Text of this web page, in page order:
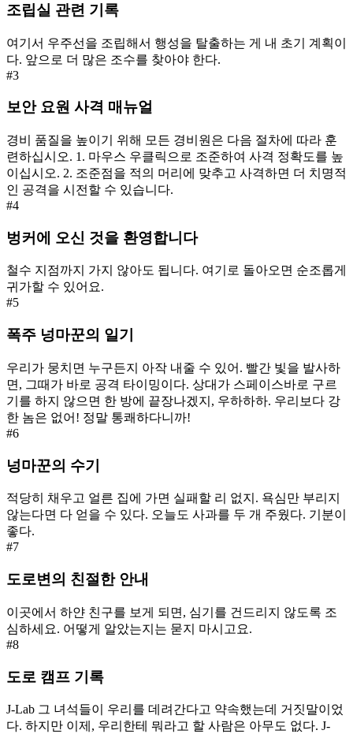
조립실 관련 기록
여기서 우주선을 조립해서 행성을 탈출하는 게 내 초기 계획이
다. 앞으로 더 많은 조수를 찾아야 한다.
#3
보안 요원 사격 매뉴얼
경비 품질을 높이기 위해 모든 경비원은 다음 절차에 따라 훈
련하십시오. 1. 마우스 우클릭으로 조준하여 사격 정확도를 높
이십시오. 2. 조준점을 적의 머리에 맞추고 사격하면 더 치명적
인 공격을 시전할 수 있습니다.
#4
벙커에 오신 것을 환영합니다
철수 지점까지 가지 않아도 됩니다. 여기로 돌아오면 순조롭게
귀가할 수 있어요.
#5
폭주 넝마꾼의 일기
우리가 뭉치면 누구든지 아작 내줄 수 있어. 빨간 빛을 발사하
면, 그때가 바로 공격 타이밍이다. 상대가 스페이스바로 구르
기를 하지 않으면 한 방에 끝장나겠지, 우하하하. 우리보다 강
한 놈은 없어! 정말 통쾌하다니까!
#6
넝마꾼의 수기
적당히 채우고 얼른 집에 가면 실패할 리 없지. 욕심만 부리지
않는다면 다 얻을 수 있다. 오늘도 사과를 두 개 주웠다. 기분이
좋다.
#7
도로변의 친절한 안내
이곳에서 하얀 친구를 보게 되면, 심기를 건드리지 않도록 조
심하세요. 어떻게 알았는지는 묻지 마시고요.
#8
도로 캠프 기록
J-Lab 그 녀석들이 우리를 데려간다고 약속했는데 거짓말이었
다. 하지만 이제, 우리한테 뭐라고 할 사람은 아무도 없다. J-